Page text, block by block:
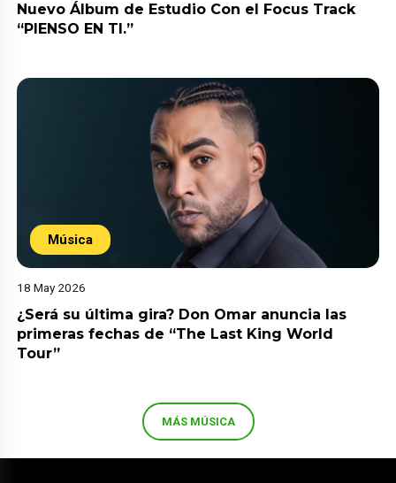
Nuevo Álbum de Estudio Con el Focus Track
“PIENSO EN TI.”
Música
18 May 2026
¿Será su última gira? Don Omar anuncia las
primeras fechas de “The Last King World
Tour”
MÁS MÚSICA